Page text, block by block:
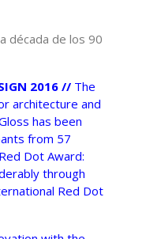
década de los 90
2016 // The
architecture and
has been
from 57
Dot Award:
through
Red Dot